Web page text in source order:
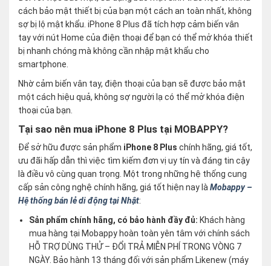
cách bảo mật thiết bị của bạn một cách an toàn nhất, không
sợ bị lộ mật khẩu. iPhone 8 Plus đã tích hợp cảm biến vân
tay với nút Home của điện thoại để bạn có thể mở khóa thiết
bị nhanh chóng mà không cần nhập mật khẩu cho
smartphone.
Nhờ cảm biến vân tay, điện thoại của bạn sẽ được bảo mật
một cách hiệu quả, không sợ người lạ có thể mở khóa điện
thoại của bạn.
Tại sao nên mua iPhone 8 Plus tại MOBAPPY?
Để sở hữu được sản phẩm iPhone 8 Plus chính hãng, giá tốt,
ưu đãi hấp dẫn thì việc tìm kiếm đơn vị uy tín và đáng tin cậy
là điều vô cùng quan trọng. Một trong những hệ thống cung
cấp sản công nghệ chính hãng, giá tốt hiện nay là Mobappy –
Hệ thống bán lẻ di động tại Nhật:
Sản phẩm chính hãng, có bảo hành đầy đủ: Khách hàng
mua hàng tại Mobappy hoàn toàn yên tâm với chính sách
HỖ TRỢ DÙNG THỬ – ĐỔI TRẢ MIỄN PHÍ TRONG VÒNG 7
NGÀY. Bảo hành 13 tháng đối với sản phẩm Likenew (máy